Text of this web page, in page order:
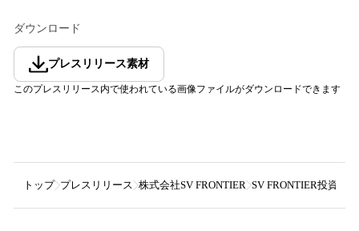
ダウンロード
プレスリリース素材
このプレスリリース内で使われている画像ファイルがダウンロードできます
トップ プレスリリース 株式会社SV FRONTIER SV FRONTIER投資先